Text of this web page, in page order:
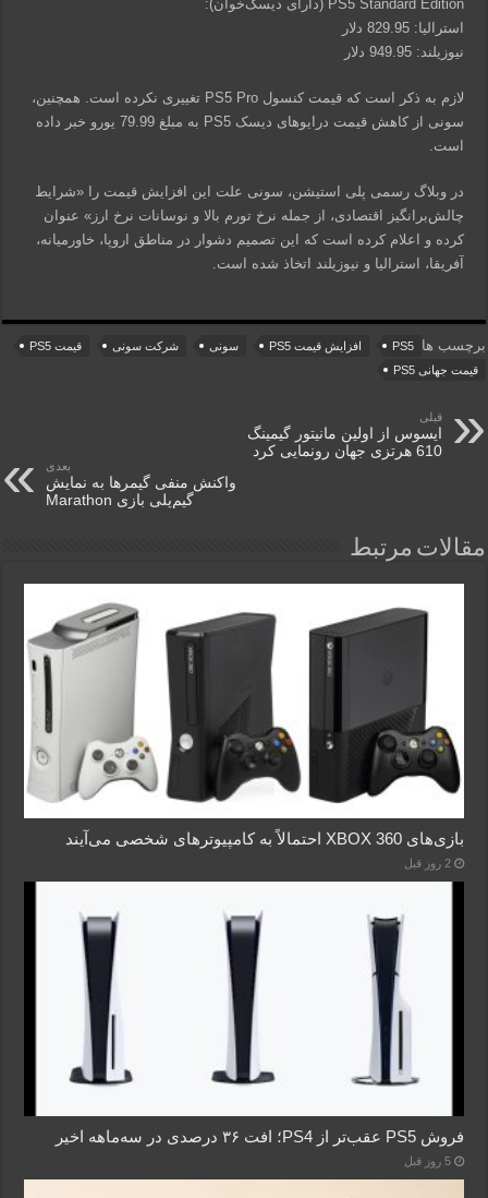
PS5 Standard Edition (دارای دیسک‌خوان):
استرالیا: 829.95 دلار
نیوزیلند: 949.95 دلار
لازم به ذکر است که قیمت کنسول PS5 Pro تغییری نکرده است. همچنین،
سونی از کاهش قیمت درایوهای دیسک PS5 به مبلغ 79.99 یورو خبر داده
است.
در وبلاگ رسمی پلی استیشن، سونی علت این افزایش قیمت را «شرایط
چالش‌برانگیز اقتصادی، از جمله نرخ تورم بالا و نوسانات نرخ ارز» عنوان
کرده و اعلام کرده است که این تصمیم دشوار در مناطق اروپا، خاورمیانه،
آفریقا، استرالیا و نیوزیلند اتخاذ شده است.
برچسب ها PS5 افزایش قیمت PS5 سونی شرکت سونی
قیمت PS5
قیمت جهانی PS5
قبلی
ایسوس از اولین مانیتور گیمینگ
610 هرتزی جهان رونمایی کرد
بعدی
واکنش منفی گیمرها به نمایش
گیم‌پلی بازی Marathon
مقالات مرتبط
بازی‌های XBOX 360 احتمالاً به کامپیوترهای شخصی می‌آیند
2 روز قبل
فروش PS5 عقب‌تر از PS4؛ افت ۳۶ درصدی در سه‌ماهه اخیر
5 روز قبل